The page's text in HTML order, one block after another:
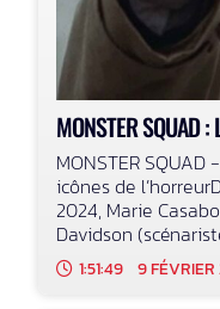
MONSTER SQUAD :
MONSTER
icônes de
2024, Marie
Davidson
1:51:49 9